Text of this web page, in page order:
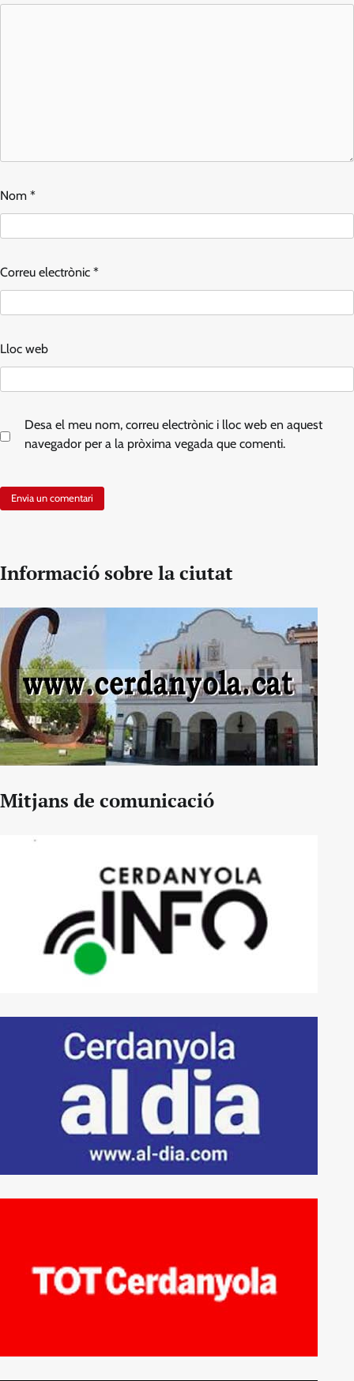
Nom *
Correu electrònic *
Lloc web
Desa el meu nom, correu electrònic i lloc web en aquest
navegador per a la pròxima vegada que comenti.
Informació sobre la ciutat
Mitjans de comunicació